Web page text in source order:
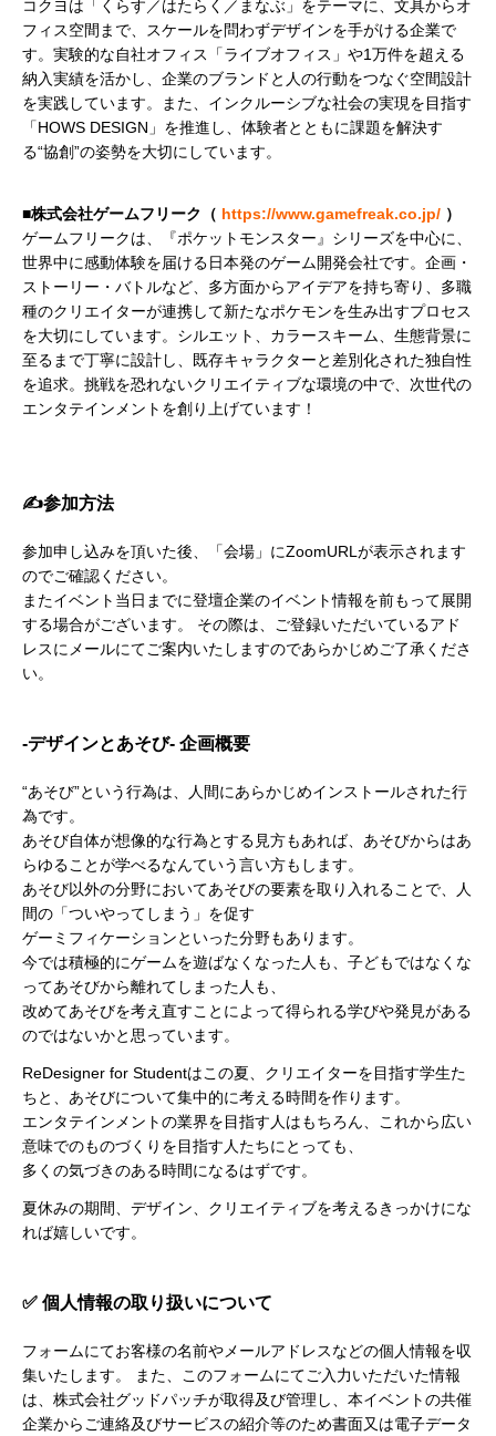
コクヨは「くらす／はたらく／まなぶ」をテーマに、文具からオ
フィス空間まで、スケールを問わずデザインを手がける企業で
す。実験的な自社オフィス「ライブオフィス」や1万件を超える
納入実績を活かし、企業のブランドと人の行動をつなぐ空間設計
を実践しています。また、インクルーシブな社会の実現を目指す
「HOWS DESIGN」を推進し、体験者とともに課題を解決す
■株式会社ゲームフリーク（ https://www.gamefreak.co.jp/ ）
ゲームフリークは、『ポケットモンスター』シリーズを中心に、
世界中に感動体験を届ける日本発のゲーム開発会社です。企画・
ストーリー・バトルなど、多方面からアイデアを持ち寄り、多職
種のクリエイターが連携して新たなポケモンを生み出すプロセス
を大切にしています。シルエット、カラースキーム、生態背景に
至るまで丁寧に設計し、既存キャラクターと差別化された独自性
を追求。挑戦を恐れないクリエイティブな環境の中で、次世代の
✍️参加方法
参加申し込みを頂いた後、「会場」にZoomURLが表示されます
のでご確認ください。
またイベント当日までに登壇企業のイベント情報を前もって展開
する場合がございます。 その際は、ご登録いただいているアド
レスにメールにてご案内いたしますのであらかじめご了承くださ
い。
-デザインとあそび- 企画概要
“あそび”という行為は、人間にあらかじめインストールされた行
為です。
あそび自体が想像的な行為とする見方もあれば、あそびからはあ
らゆることが学べるなんていう言い方もします。
あそび以外の分野においてあそびの要素を取り入れることで、人
間の「ついやってしまう」を促す
ゲーミフィケーションといった分野もあります。
今では積極的にゲームを遊ばなくなった人も、子どもではなくな
ってあそびから離れてしまった人も、
改めてあそびを考え直すことによって得られる学びや発見がある
のではないかと思っています。
ReDesigner for Studentはこの夏、クリエイターを目指す学生た
ちと、あそびについて集中的に考える時間を作ります。
エンタテインメントの業界を目指す人はもちろん、これから広い
意味でのものづくりを目指す人たちにとっても、
多くの気づきのある時間になるはずです。
夏休みの期間、デザイン、クリエイティブを考えるきっかけにな
れば嬉しいです。
✅ 個人情報の取り扱いについて
フォームにてお客様の名前やメールアドレスなどの個人情報を収
集いたします。 また、このフォームにてご入力いただいた情報
は、株式会社グッドパッチが取得及び管理し、本イベントの共催
企業からご連絡及びサービスの紹介等のため書面又は電子データ